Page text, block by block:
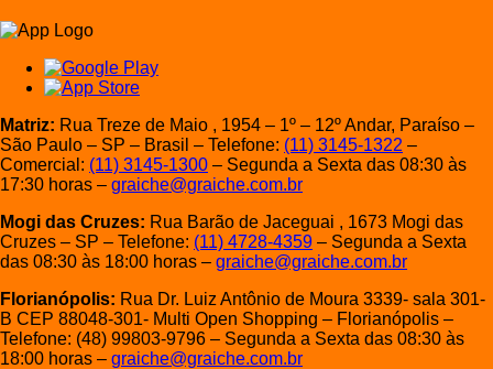
Matriz: Rua Treze de Maio , 1954 – 1º – 12º Andar, Paraíso –
São Paulo – SP – Brasil – Telefone: (11) 3145-1322 –
Comercial: (11) 3145-1300 – Segunda a Sexta das 08:30 às
17:30 horas – graiche@graiche.com.br
Mogi das Cruzes: Rua Barão de Jaceguai , 1673 Mogi das
Cruzes – SP – Telefone: (11) 4728-4359 – Segunda a Sexta
das 08:30 às 18:00 horas – graiche@graiche.com.br
Florianópolis: Rua Dr. Luiz Antônio de Moura 3339- sala 301-
B CEP 88048-301- Multi Open Shopping – Florianópolis –
Telefone: (48) 99803-9796 – Segunda a Sexta das 08:30 às
18:00 horas – graiche@graiche.com.br